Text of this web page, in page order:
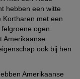
hebben een witte
Kortharen met een
ogen.
Amerikaanse
ook bij hen
Amerikaanse